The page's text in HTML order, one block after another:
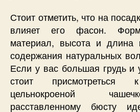
Стоит отметить, что на
влияет его фасон.
материал, высота и длина
содержания натуральных
Если у вас большая грудь и
стоит
цельнокроеной
расставленному бюсту